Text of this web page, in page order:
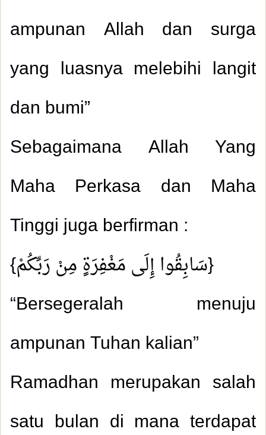
ampunan Allah dan surga
yang luasnya melebihi langit
dan bumi”
Sebagaimana Allah Yang
Maha Perkasa dan Maha
Tinggi juga berfirman :
{سَابِقُوا إِلَى مَغْفِرَةٍ مِنْ رَبِّكُمْ}
“Bersegeralah menuju
ampunan Tuhan kalian”
Ramadhan merupakan salah
satu bulan di mana terdapat